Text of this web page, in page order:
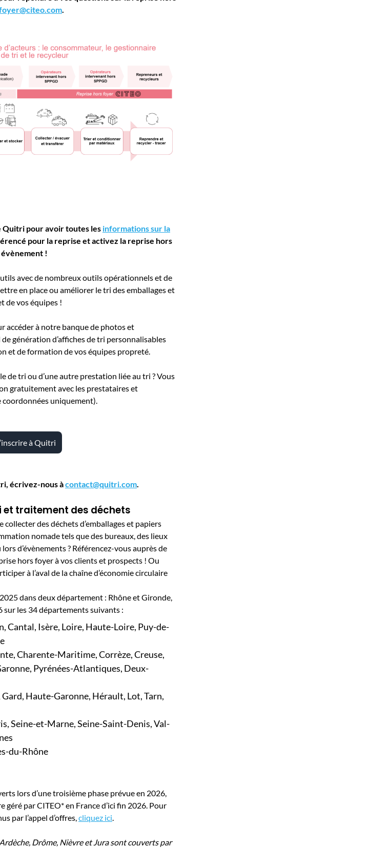
.
pour avoir toutes les informations sur la
pour la reprise et activez la reprise hors
!
avec de nombreux outils opérationnels et de
en place ou améliorer le tri des emballages et
de vos équipes !
accéder à notre banque de photos et
génération d’affiches de tri personnalisables
et de formation de vos équipes propreté.
de tri ou d’une autre prestation liée au tri ? Vous
gratuitement avec les prestataires et
uniquement).
à Quitri
écrivez-nous àcontact@quitri.com.
et traitement des déchets
collecter des déchets d’emballages et papiers
nomade tels que des bureaux, des lieux
d’évènements ? Référencez-vous auprès de
hors foyer à vos clients et prospects ! Ou
à l’aval de la chaîne d’économie circulaire
dans deux département : Rhône et Gironde,
sur les 34 départements suivants :
Cantal, Isère, Loire, Haute-Loire, Puy-de-
Charente-Maritime, Corrèze, Creuse,
Pyrénées-Atlantiques, Deux-
Haute-Garonne, Hérault, Lot, Tarn,
Seine-et-Marne, Seine-Saint-Denis, Val-
du-Rhône
lors d’une troisième phase prévue en 2026,
géré par CITEO* en France d’ici fin 2026. Pour
par l’appel d’offres,cliquez ici.
Drôme, Nièvre et Jura sont couverts par